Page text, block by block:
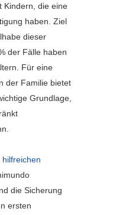
Kindern, die eine
haben. Ziel
dieser
der Fälle haben
Für eine
der Familie bietet
Grundlage,
hilfreichen
die Sicherung
ersten